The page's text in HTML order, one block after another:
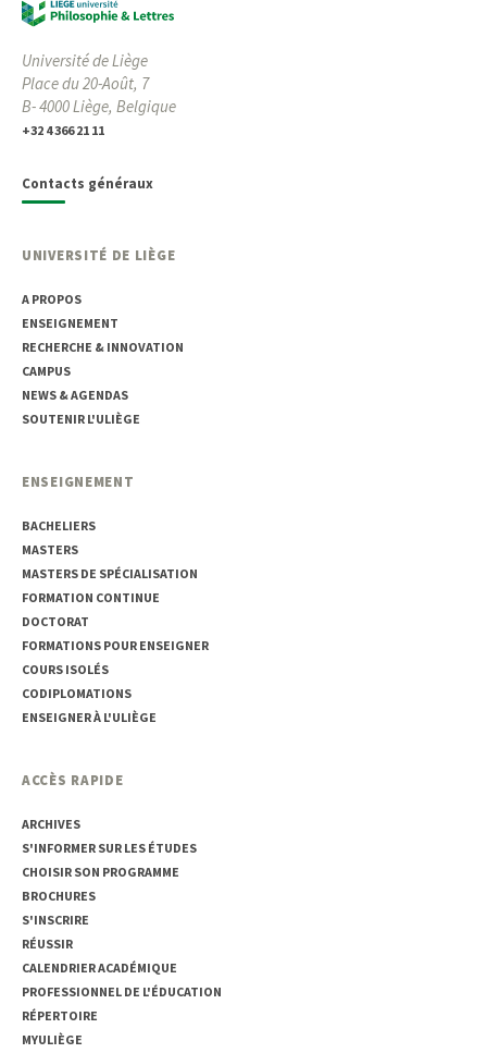
Université de Liège
Place du 20-Août, 7
B- 4000 Liège, Belgique
+32 4 366 21 11
Contacts généraux
UNIVERSITÉ DE LIÈGE
A PROPOS
ENSEIGNEMENT
RECHERCHE & INNOVATION
CAMPUS
NEWS & AGENDAS
SOUTENIR L'ULIÈGE
ENSEIGNEMENT
BACHELIERS
MASTERS
MASTERS DE SPÉCIALISATION
FORMATION CONTINUE
DOCTORAT
FORMATIONS POUR ENSEIGNER
COURS ISOLÉS
CODIPLOMATIONS
ENSEIGNER À L'ULIÈGE
ACCÈS RAPIDE
ARCHIVES
S'INFORMER SUR LES ÉTUDES
CHOISIR SON PROGRAMME
BROCHURES
S'INSCRIRE
RÉUSSIR
CALENDRIER ACADÉMIQUE
PROFESSIONNEL DE L'ÉDUCATION
RÉPERTOIRE
MYULIÈGE